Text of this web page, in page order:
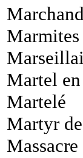
Marmites
Martel
Martelé
Martyr
Massacre